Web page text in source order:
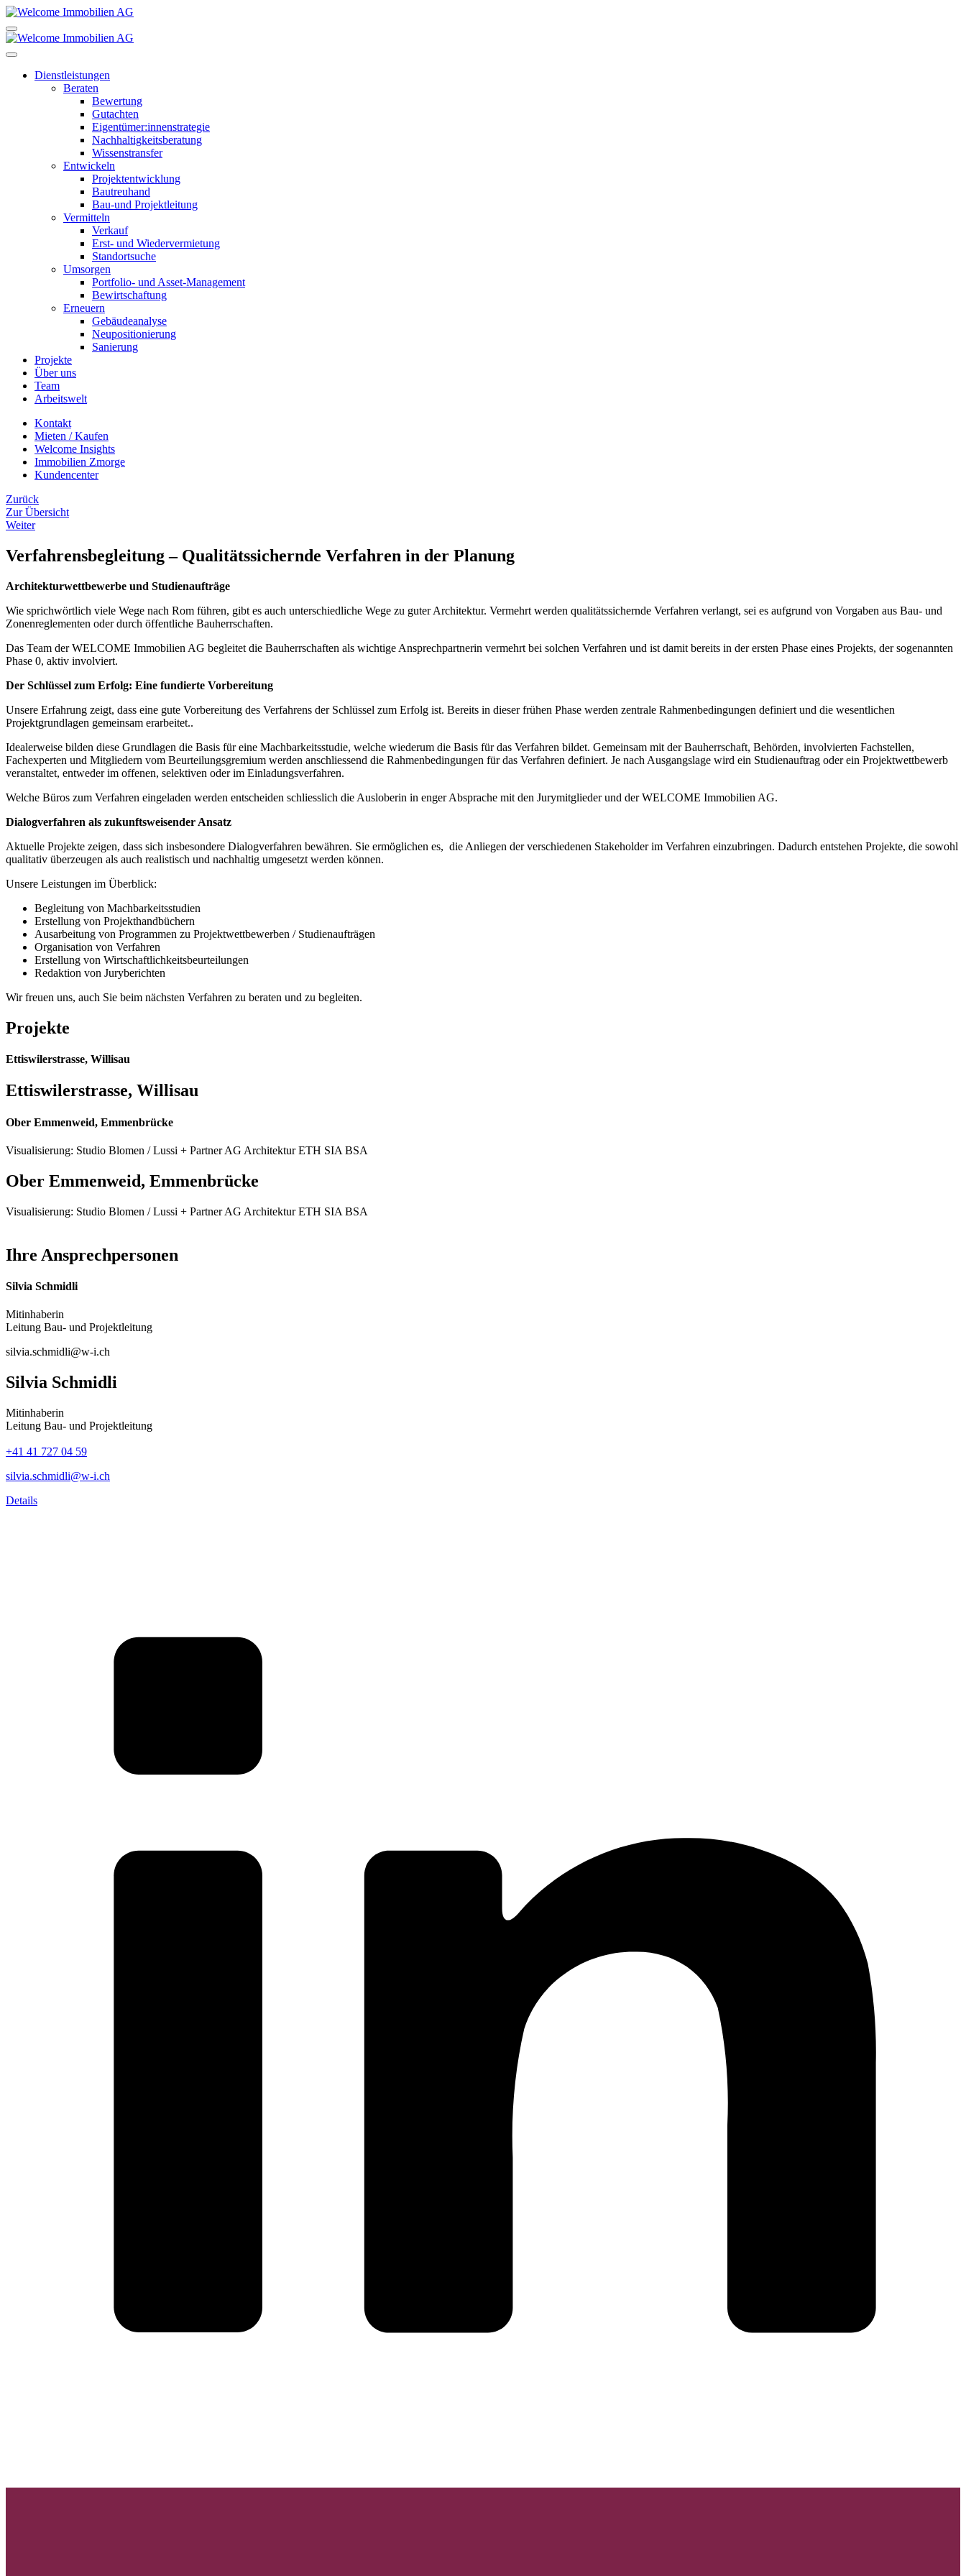
Dienstleistungen
Beraten
Bewertung
Gutachten
Eigentümer:innenstrategie
Nachhaltigkeitsberatung
Wissenstransfer
Entwickeln
Projektentwicklung
Bautreuhand
Bau-und Projektleitung
Vermitteln
Verkauf
Erst- und Wiedervermietung
Standortsuche
Umsorgen
Portfolio- und Asset-Management
Bewirtschaftung
Erneuern
Gebäudeanalyse
Neupositionierung
Sanierung
Projekte
Über uns
Team
Arbeitswelt
Kontakt
Mieten / Kaufen
Welcome Insights
Immobilien Zmorge
Kundencenter
Zurück
Zur Übersicht
Weiter
Verfahrensbegleitung – Qualitätssichernde Verfahren in der Planung
Architekturwettbewerbe und Studienaufträge
Wie sprichwörtlich viele Wege nach Rom führen, gibt es auch unterschiedliche Wege zu guter Architektur. Vermehrt werden qualitätssichernde Verfahren verlangt, sei es aufgrund von Vorgaben aus Bau- und
Zonenreglementen oder durch öffentliche Bauherrschaften.
Das Team der WELCOME Immobilien AG begleitet die Bauherrschaften als wichtige Ansprechpartnerin vermehrt bei solchen Verfahren und ist damit bereits in der ersten Phase eines Projekts, der sogenannten
Phase 0, aktiv involviert.
Der Schlüssel zum Erfolg: Eine fundierte Vorbereitung
Unsere Erfahrung zeigt, dass eine gute Vorbereitung des Verfahrens der Schlüssel zum Erfolg ist. Bereits in dieser frühen Phase werden zentrale Rahmenbedingungen definiert und die wesentlichen
Projektgrundlagen gemeinsam erarbeitet..
Idealerweise bilden diese Grundlagen die Basis für eine Machbarkeitsstudie, welche wiederum die Basis für das Verfahren bildet. Gemeinsam mit der Bauherrschaft, Behörden, involvierten Fachstellen,
Fachexperten und Mitgliedern vom Beurteilungsgremium werden anschliessend die Rahmenbedingungen für das Verfahren definiert. Je nach Ausgangslage wird ein Studienauftrag oder ein Projektwettbewerb
veranstaltet, entweder im offenen, selektiven oder im Einladungsverfahren.
Welche Büros zum Verfahren eingeladen werden entscheiden schliesslich die Ausloberin in enger Absprache mit den Jurymitglieder und der WELCOME Immobilien AG.
Dialogverfahren als zukunftsweisender Ansatz
Aktuelle Projekte zeigen, dass sich insbesondere Dialogverfahren bewähren. Sie ermöglichen es, die Anliegen der verschiedenen Stakeholder im Verfahren einzubringen. Dadurch entstehen Projekte, die sowohl
qualitativ überzeugen als auch realistisch und nachhaltig umgesetzt werden können.
Unsere Leistungen im Überblick:
Begleitung von Machbarkeitsstudien
Erstellung von Projekthandbüchern
Ausarbeitung von Programmen zu Projektwettbewerben / Studienaufträgen
Organisation von Verfahren
Erstellung von Wirtschaftlichkeitsbeurteilungen
Redaktion von Juryberichten
Wir freuen uns, auch Sie beim nächsten Verfahren zu beraten und zu begleiten.
Projekte
Ettiswilerstrasse, Willisau
Ettiswilerstrasse, Willisau
Ober Emmenweid, Emmenbrücke
Visualisierung: Studio Blomen / Lussi + Partner AG Architektur ETH SIA BSA
Ober Emmenweid, Emmenbrücke
Visualisierung: Studio Blomen / Lussi + Partner AG Architektur ETH SIA BSA
Ihre Ansprechpersonen
Silvia Schmidli
Mitinhaberin
Leitung Bau- und Projektleitung
silvia.schmidli@w-i.ch
Silvia Schmidli
Mitinhaberin
Leitung Bau- und Projektleitung
+41 41 727 04 59
silvia.schmidli@w-i.ch
Details